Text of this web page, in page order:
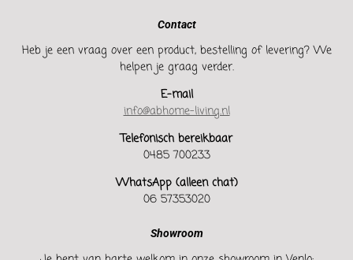
Contact
Heb je een vraag over een product, bestelling of levering? We
helpen je graag verder.
E-mail
info@abhome-living.nl
Telefonisch bereikbaar
0485 700233
WhatsApp (alleen chat)
06 57353020
Showroom